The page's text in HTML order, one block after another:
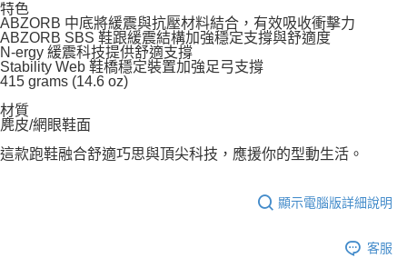
特色
ABZORB 中底將緩震與抗壓材料結合，有效吸收衝擊力
ABZORB SBS 鞋跟緩震結構加強穩定支撐與舒適度
N-ergy 緩震科技提供舒適支撐
Stability Web 鞋橋穩定裝置加強足弓支撐
415 grams (14.6 oz)
材質
麂皮/網眼鞋面
這款跑鞋融合舒適巧思與頂尖科技，應援你的型動生活。
顯示電腦版詳細說明
客服